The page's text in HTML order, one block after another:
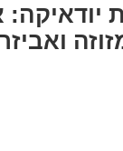
יודאיקה: